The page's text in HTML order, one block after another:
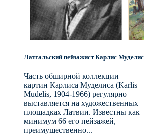
Латгальский пейзажист Карлис Муделис
Часть обширной коллекции
картин Карлиса Муделиса (Kārlis
Mudelis, 1904-1966) регулярно
выставляется на художественных
площадках Латвии. Известны как
минимум 66 его пейзажей,
преимущественно...